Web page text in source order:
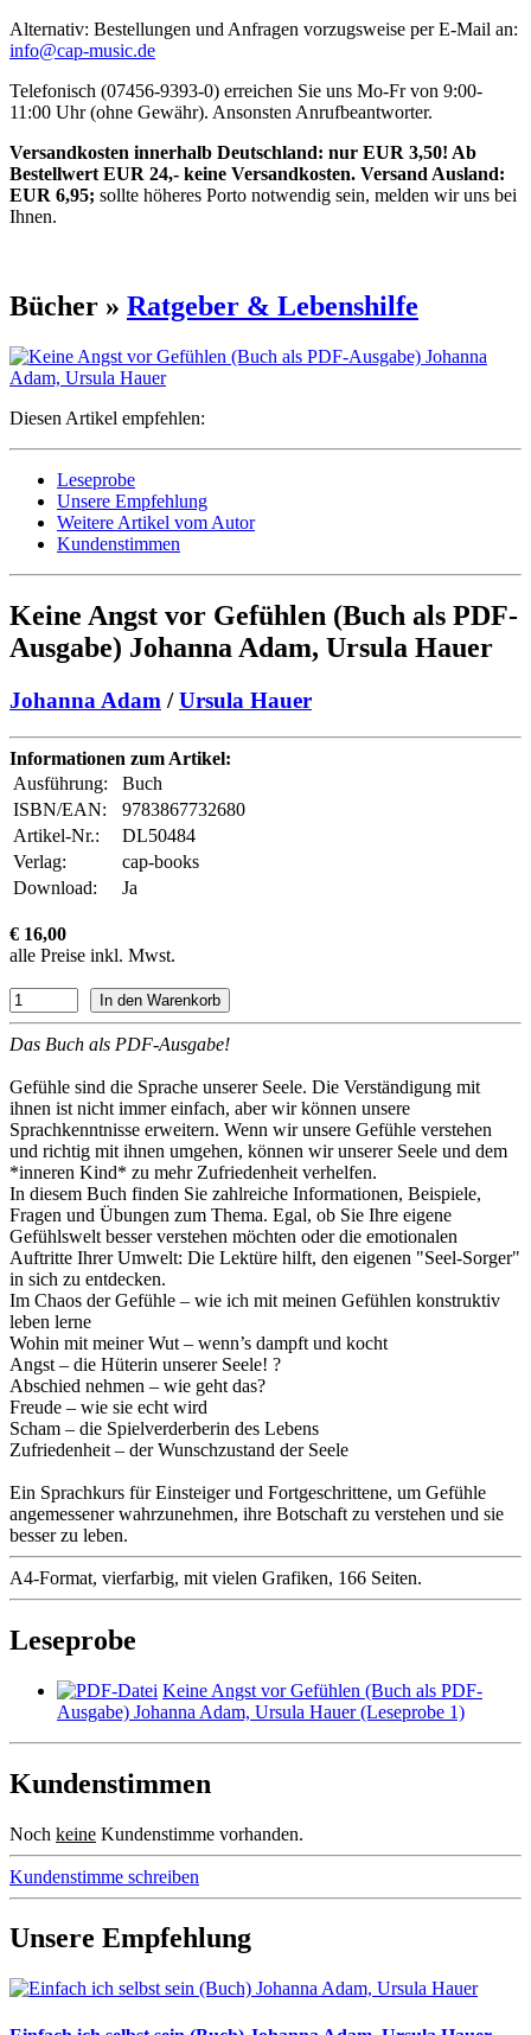
Alternativ: Bestellungen und Anfragen vorzugsweise per E-Mail an:
info@cap-music.de
Telefonisch (07456-9393-0) erreichen Sie uns Mo-Fr von 9:00-
11:00 Uhr (ohne Gewähr). Ansonsten Anrufbeantworter.
Versandkosten innerhalb Deutschland: nur EUR 3,50! Ab
Bestellwert EUR 24,- keine Versandkosten. Versand Ausland:
EUR 6,95; sollte höheres Porto notwendig sein, melden wir uns bei
Ihnen.
Bücher » Ratgeber & Lebenshilfe
Diesen Artikel empfehlen:
Leseprobe
Unsere Empfehlung
Weitere Artikel vom Autor
Kundenstimmen
Keine Angst vor Gefühlen (Buch als PDF-
Ausgabe) Johanna Adam, Ursula Hauer
Johanna Adam /Ursula Hauer
Informationen zum Artikel:
Ausführung:
Buch
ISBN/EAN:
9783867732680
Artikel-Nr.:
DL50484
Verlag:
cap-books
Download:
Ja
€ 16,00
alle Preise inkl. Mwst.
Das Buch als PDF-Ausgabe!
Gefühle sind die Sprache unserer Seele. Die Verständigung mit
ihnen ist nicht immer einfach, aber wir können unsere
Sprachkenntnisse erweitern. Wenn wir unsere Gefühle verstehen
und richtig mit ihnen umgehen, können wir unserer Seele und dem
*inneren Kind* zu mehr Zufriedenheit verhelfen.
In diesem Buch finden Sie zahlreiche Informationen, Beispiele,
Fragen und Übungen zum Thema. Egal, ob Sie Ihre eigene
Gefühlswelt besser verstehen möchten oder die emotionalen
Auftritte Ihrer Umwelt: Die Lektüre hilft, den eigenen "Seel-Sorger"
in sich zu entdecken.
Im Chaos der Gefühle – wie ich mit meinen Gefühlen konstruktiv
leben lerne
Wohin mit meiner Wut – wenn’s dampft und kocht
Angst – die Hüterin unserer Seele! ?
Abschied nehmen – wie geht das?
Freude – wie sie echt wird
Scham – die Spielverderberin des Lebens
Zufriedenheit – der Wunschzustand der Seele
Ein Sprachkurs für Einsteiger und Fortgeschrittene, um Gefühle
angemessener wahrzunehmen, ihre Botschaft zu verstehen und sie
besser zu leben.
A4-Format, vierfarbig, mit vielen Grafiken, 166 Seiten.
Leseprobe
Keine Angst vor Gefühlen (Buch als PDF-
Ausgabe) Johanna Adam, Ursula Hauer (Leseprobe 1)
Kundenstimmen
Noch keine Kundenstimme vorhanden.
Kundenstimme schreiben
Unsere Empfehlung